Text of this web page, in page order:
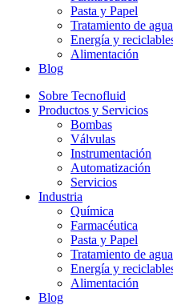
Pasta y Papel
Tratamiento de
Energía y
Alimentación
Blog
Sobre Tecnofluid
Productos y Servicios
Bombas
Válvulas
Instrumentación
Automatización
Servicios
Industria
Química
Farmacéutica
Pasta y Papel
Tratamiento de
Energía y
Alimentación
Blog